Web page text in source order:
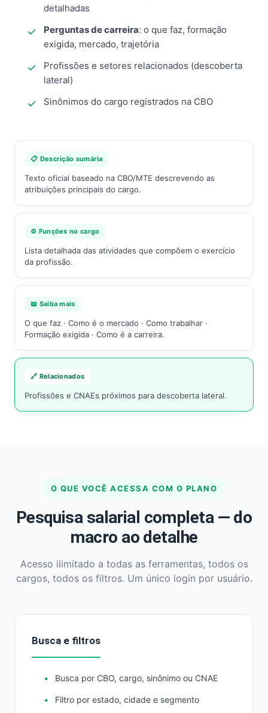
detalhadas
Perguntas de carreira: o que faz, formação
exigida, mercado, trajetória
Profissões e setores relacionados (descoberta
lateral)
Sinônimos do cargo registrados na CBO
📋 Descrição sumária
Texto oficial baseado na CBO/MTE descrevendo as
atribuições principais do cargo.
⚙️ Funções no cargo
Lista detalhada das atividades que compõem o exercício
da profissão.
📖 Saiba mais
O que faz · Como é o mercado · Como trabalhar ·
Formação exigida · Como é a carreira.
🔗 Relacionados
Profissões e CNAEs próximos para descoberta lateral.
O QUE VOCÊ ACESSA COM O PLANO
Pesquisa salarial completa — do
macro ao detalhe
Acesso ilimitado a todas as ferramentas, todos os
cargos, todos os filtros. Um único login por usuário.
Busca e filtros
Busca por CBO, cargo, sinônimo ou CNAE
Filtro por estado, cidade e segmento